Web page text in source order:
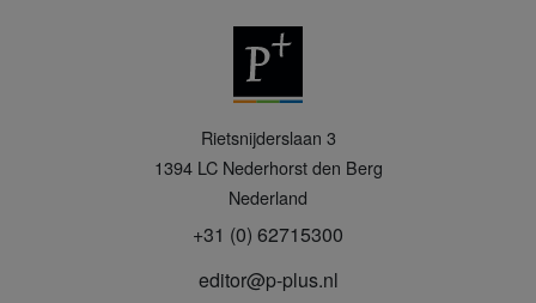
Rietsnijderslaan 3
1394 LC Nederhorst den Berg
Nederland
+31 (0) 62715300
editor@p-plus.nl